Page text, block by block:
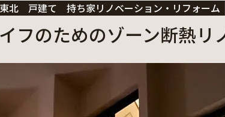
東北 戸建て 持ち家リノベーション・リフォーム
フのためのゾーン断熱リ